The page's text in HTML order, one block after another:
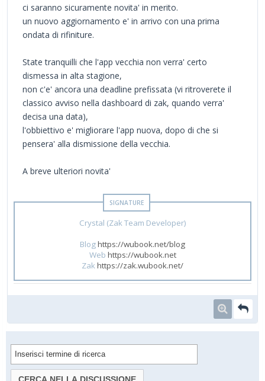
ci saranno sicuramente novita' in merito.
un nuovo aggiornamento e' in arrivo con una prima
ondata di rifiniture.
State tranquilli che l'app vecchia non verra' certo
dismessa in alta stagione,
non c'e' ancora una deadline prefissata (vi ritroverete il
classico avviso nella dashboard di zak, quando verra'
decisa una data),
l'obbiettivo e' migliorare l'app nuova, dopo di che si
pensera' alla dismissione della vecchia.
A breve ulteriori novita'
Crystal (Zak Team Developer)
Bloghttps://wubook.net/blog
Web https://wubook.net
Zakhttps://zak.wubook.net/